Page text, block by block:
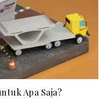
Apa Saja?